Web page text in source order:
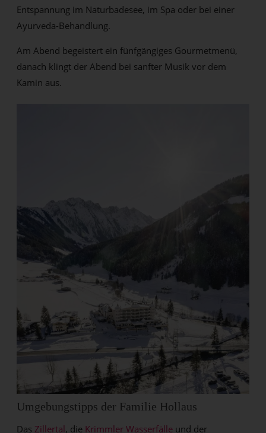
Entspannung im Naturbadesee, im Spa oder bei einer
Ayurveda-Behandlung.
Am Abend begeistert ein fünfgängiges Gourmetmenü,
danach klingt der Abend bei sanfter Musik vor dem
Kamin aus.
Umgebungstipps der Familie Hollaus
Das Zillertal, die Krimmler Wasserfälle und der